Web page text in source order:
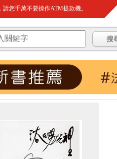
您千萬不要操作ATM提款機。